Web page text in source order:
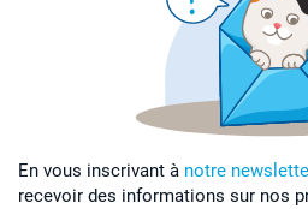
En vous inscrivant à notre
recevoir des informations sur nos